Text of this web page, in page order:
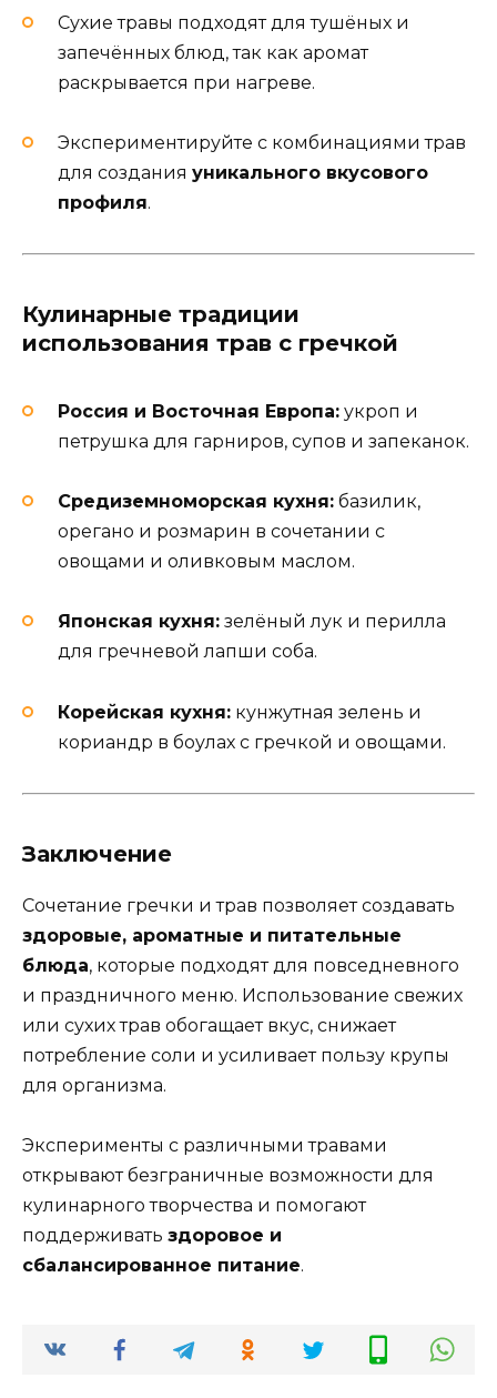
Сухие травы подходят для тушёных и
запечённых блюд, так как аромат
раскрывается при нагреве.
Экспериментируйте с комбинациями трав
для создания уникального вкусового
профиля.
Кулинарные традиции
использования трав с гречкой
Россия и Восточная Европа: укроп и
петрушка для гарниров, супов и запеканок.
Средиземноморская кухня: базилик,
орегано и розмарин в сочетании с
овощами и оливковым маслом.
Японская кухня: зелёный лук и перилла
для гречневой лапши соба.
Корейская кухня: кунжутная зелень и
кориандр в боулах с гречкой и овощами.
Заключение
Сочетание гречки и трав позволяет создавать
здоровые, ароматные и питательные
блюда, которые подходят для повседневного
и праздничного меню. Использование свежих
или сухих трав обогащает вкус, снижает
потребление соли и усиливает пользу крупы
для организма.
Эксперименты с различными травами
открывают безграничные возможности для
кулинарного творчества и помогают
поддерживать здоровое и
сбалансированное питание.